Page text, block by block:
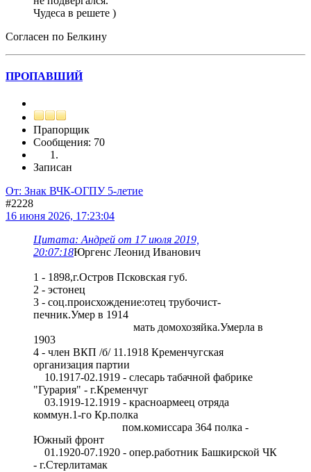
Чудеса в решете )
Согласен по Белкину
ПРОПАВШИЙ
Прапорщик
Сообщения: 70
Записан
От: Знак ВЧК-ОГПУ 5-летие
#2228
16 июня 2026, 17:23:04
Цитата: Андрей от 17 июля 2019,
20:07:18Юргенс Леонид Иванович
1 - 1898,г.Остров Псковская губ.
2 - эстонец
3 - соц.происхождение:отец трубочист-
печник.Умер в 1914
мать домохозяйка.Умерла в
1903
4 - член ВКП /б/ 11.1918 Кременчугская
организация партии
10.1917-02.1919 - слесарь табачной фабрике
"Гурария" - г.Кременчуг
03.1919-12.1919 - красноармеец отряда
коммун.1-го Кр.полка
пом.комиссара 364 полка -
Южный фронт
01.1920-07.1920 - опер.работник Башкирской ЧК
- г.Стерлитамак